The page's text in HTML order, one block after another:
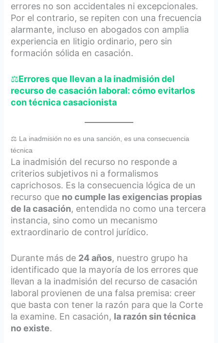
errores no son accidentales ni excepcionales.
Por el contrario, se repiten con una frecuencia
alarmante, incluso en abogados con amplia
experiencia en litigio ordinario, pero sin
formación sólida en casación.
⚖️Errores que llevan a la inadmisión del
recurso de casación laboral: cómo evitarlos
con técnica casacionista
⚖️ La inadmisión no es una sanción, es una consecuencia
técnica
La inadmisión del recurso no responde a
criterios subjetivos ni a formalismos
caprichosos. Es la consecuencia lógica de un
recurso que no cumple las exigencias propias
de la casación, entendida no como una tercera
instancia, sino como un mecanismo
extraordinario de control jurídico.
Durante más de 24 años, nuestro grupo ha
identificado que la mayoría de los errores que
llevan a la inadmisión del recurso de casación
laboral provienen de una falsa premisa: creer
que basta con tener la razón para que la Corte
la examine. En casación, la razón sin técnica
no existe.